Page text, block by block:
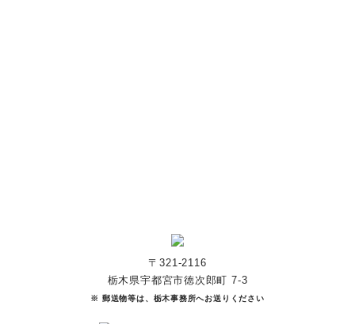
〒321-2116
栃木県宇都宮市徳次郎町 7-3
※ 郵送物等は、栃木事務所へお送りください